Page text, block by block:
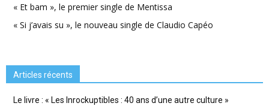
« Et bam », le premier single de Mentissa
« Si j’avais su », le nouveau single de Claudio Capéo
Articles récents
Le livre : « Les Inrockuptibles : 40 ans d’une autre culture »